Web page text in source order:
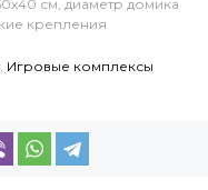
см, диаметр домика
крепления
, Игровые комплексы